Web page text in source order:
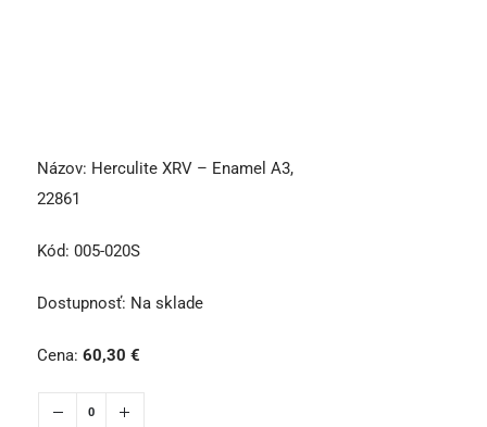
Názov: Herculite XRV – Enamel A3,
22861
Kód: 005-020S
Dostupnosť: Na sklade
Cena: 60,30 €